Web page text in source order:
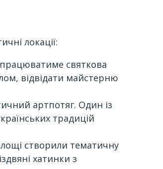
локації:
святкова
відвідати майстерню
артпотяг. Один із
традицій
створили тематичну
хатинки з